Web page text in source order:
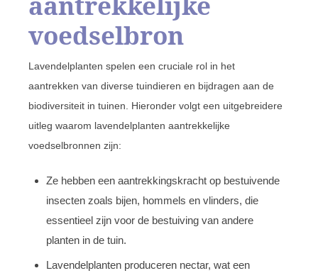
voedselbron
Lavendelplanten spelen een cruciale rol in het
aantrekken van diverse tuindieren en bijdragen aan de
biodiversiteit in tuinen. Hieronder volgt een uitgebreidere
uitleg waarom lavendelplanten aantrekkelijke
voedselbronnen zijn:
Ze hebben een aantrekkingskracht op bestuivende
insecten zoals bijen, hommels en vlinders, die
essentieel zijn voor de bestuiving van andere
planten in de tuin.
Lavendelplanten produceren nectar, wat een